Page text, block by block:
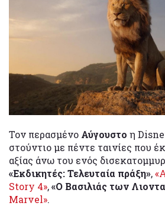
Τον περασμένο Αύγουστο η
στούντιο με πέντε ταινίες που
αξίας άνω του ενός
«Εκδικητές: Τελευταία πράξη»,
Story 4»,«Ο Βασιλιάς των
Marvel».